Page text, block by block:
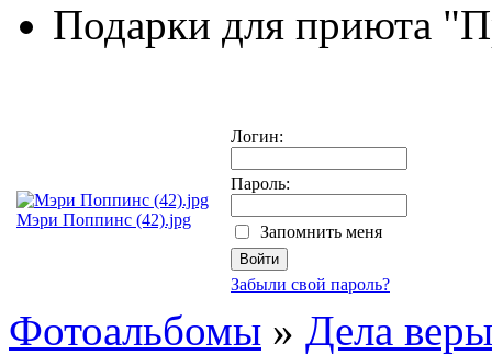
Подарки для приюта
Мэри Поппинс (42).jpg
Логин:
Пароль:
Запомнить меня
Забыли свой пароль?
Фотоальбомы » Дела веры